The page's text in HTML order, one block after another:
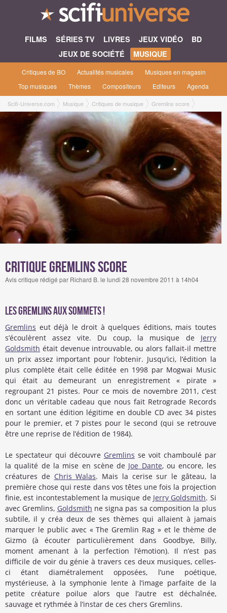
FILMS SÉRIES TV LIVRES JEUX VIDÉO
BD
JEUX DE SOCIÉTÉ
MUSIQUE
Critiques de BO Actualités musicales
Musiques en magasin
Top musiques
Thèmes Compositeurs Editeurs Agenda
Scifi-Universe.com Musique Critiques de musique
Gremlins score
Richard B.
Critique Gremlins score
Avis critique rédigé par Richard B. le lundi 28 novembre 2011 à 14h04
Les Gremlins aux sommets !
Gremlins eut déjà le droit à quelques éditions, mais toutes
s’écoulèrent assez vite. Du coup, la musique de Jerry
Goldsmith était devenue introuvable, ou alors fallait-il mettre
un prix assez important pour l’obtenir. Jusqu’ici, l’édition la
plus complète était celle éditée en 1998 par Mogwai Music
qui était au demeurant un enregistrement « pirate »
regroupant 21 pistes. Pour ce mois de novembre 2011, c’est
donc un véritable cadeau que nous fait Retrograde Records
en sortant une édition légitime en double CD avec 34 pistes
pour le premier, et 7 pistes pour le second (qui se retrouve
être une reprise de l’édition de 1984).
Le spectateur qui découvre Gremlins se voit chamboulé par
la qualité de la mise en scène de Joe Dante, ou encore, les
créatures de Chris Walas. Mais la cerise sur le gâteau, la
première chose qui reste dans vos têtes une fois la projection
finie, est incontestablement la musique de Jerry Goldsmith. Si
avec Gremlins, Goldsmith ne signa pas sa composition la plus
subtile, il y créa deux de ses thèmes qui allaient à jamais
marquer le public avec « The Gremlin Rag » et le thème de
Gizmo (à écouter particulièrement dans Goodbye, Billy,
moment amenant à la perfection l’émotion). Il n’est pas
difficile de voir du génie à travers ces deux musiques, celles-
ci étant diamétralement opposées, l’une poétique,
mystérieuse, à la symphonie lente à l’image parfaite de la
petite créature poilue alors que l’autre est déchaînée,
sauvage et rythmée à l’instar de ces chers Gremlins.